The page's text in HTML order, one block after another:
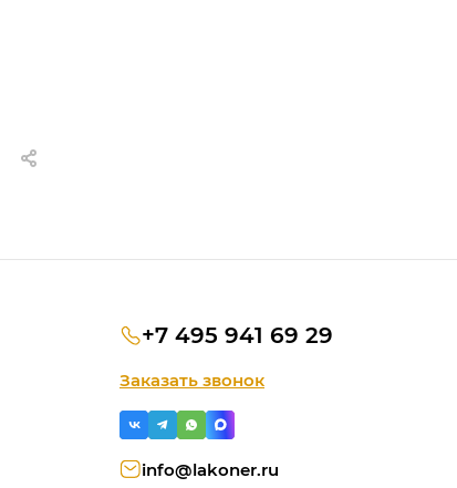
+7 495 941 69 29
Заказать звонок
info@lakoner.ru